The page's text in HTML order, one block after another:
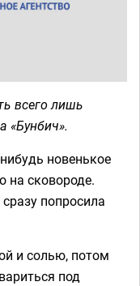
всего лишь
«Бунбич».
новенькое
на сковороде.
попросила
и солью, потом
под